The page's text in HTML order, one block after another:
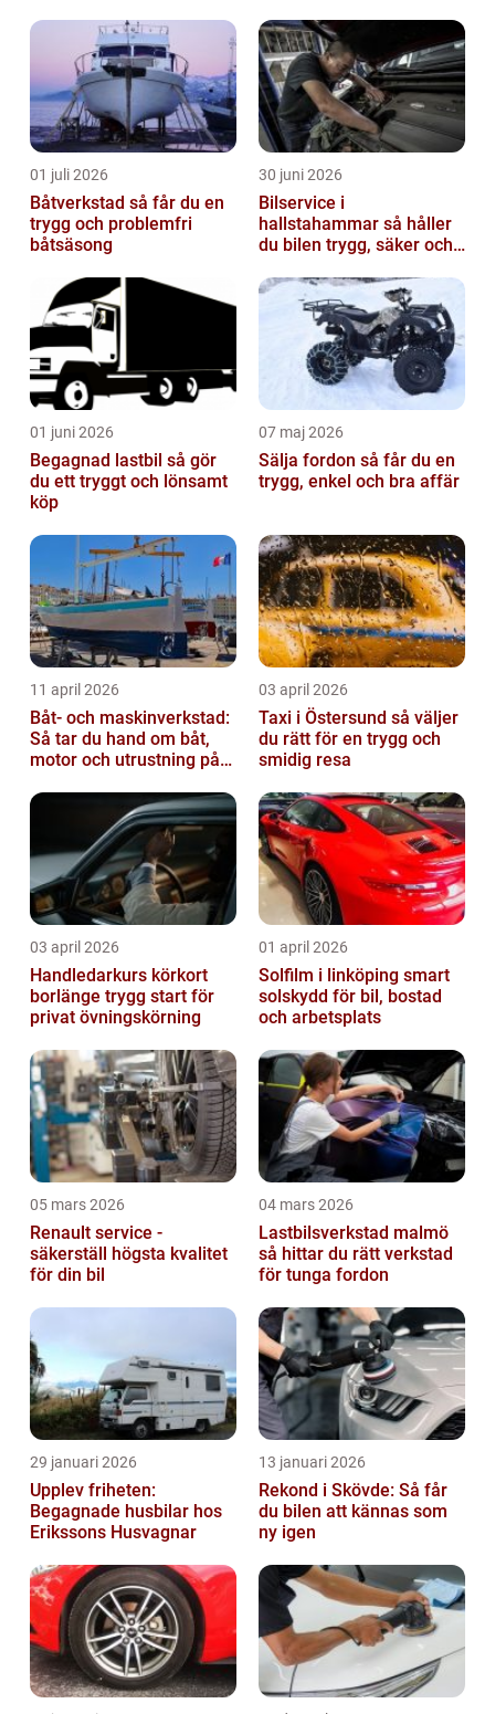
01 juli 2026
Båtverkstad så får du en
trygg och problemfri
båtsäsong
30 juni 2026
Bilservice i
hallstahammar så håller
du bilen trygg, säker och
01 juni 2026
Begagnad lastbil så gör
du ett tryggt och lönsamt
köp
07 maj 2026
Sälja fordon så får du en
trygg, enkel och bra affär
11 april 2026
Båt- och maskinverkstad:
Så tar du hand om båt,
motor och utrustning på
03 april 2026
Taxi i Östersund så väljer
du rätt för en trygg och
smidig resa
03 april 2026
Handledarkurs körkort
borlänge trygg start för
privat övningskörning
01 april 2026
Solfilm i linköping smart
solskydd för bil, bostad
och arbetsplats
05 mars 2026
Renault service -
säkerställ högsta kvalitet
för din bil
04 mars 2026
Lastbilsverkstad malmö
så hittar du rätt verkstad
för tunga fordon
29 januari 2026
Upplev friheten:
Begagnade husbilar hos
Erikssons Husvagnar
13 januari 2026
Rekond i Skövde: Så får
du bilen att kännas som
ny igen